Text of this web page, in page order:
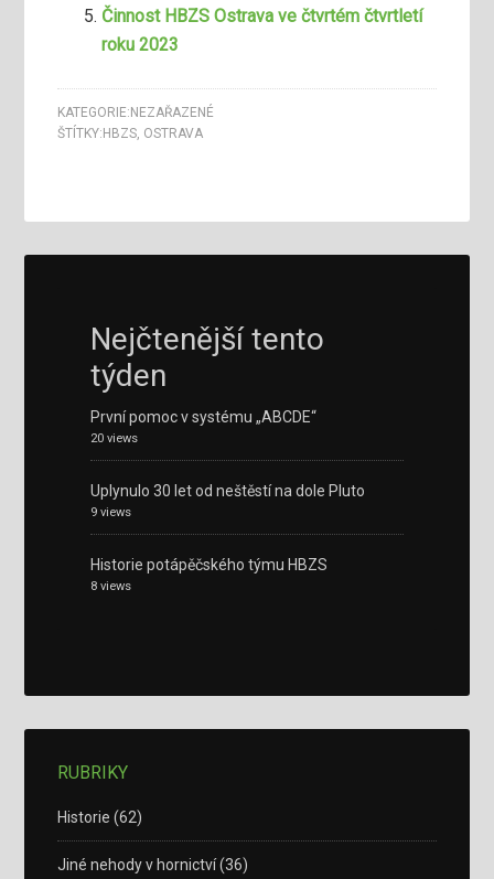
Činnost HBZS Ostrava ve čtvrtém čtvrtletí
roku 2023
KATEGORIE:NEZAŘAZENÉ
ŠTÍTKY:HBZS OSTRAVA
Nejčtenější tento
týden
První pomoc v systému „ABCDE“
20 views
Uplynulo 30 let od neštěstí na dole Pluto
9 views
Historie potápěčského týmu HBZS
8 views
RUBRIKY
Historie (62)
Jiné nehody v hornictví(36)